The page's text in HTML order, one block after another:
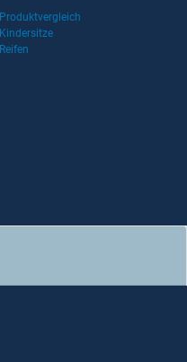
Produktvergleich
Kindersitze
Reifen